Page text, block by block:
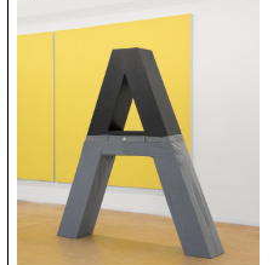
semestre 2017 sous l’égide de
Denis Savary, professeur, et
Stéphane Kropf, responsable
de la filière. Le travail d’Iseult
Perrault a été sélectionné parmi
dix candidats pour inaugurer ce
qui va s’apparenter à un cycle
de deux interventions
artistiques par année. A
l’occasion du vernissage le
mercredi 21 juin 2017 à 18h,
un prix lui sera également remis
ainsi qu’à Anouk Tschanz, qui